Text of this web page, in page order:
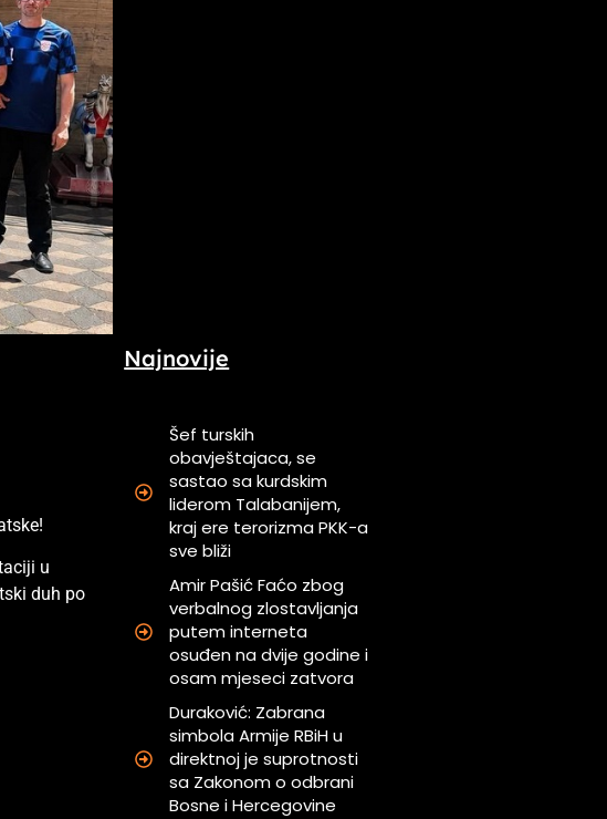
u
duh po
Najnovije
Šef turskih
obavještajaca, se
sastao sa kurdskim
liderom Talabanijem,
kraj ere terorizma PKK-a
sve bliži
Amir Pašić Faćo zbog
verbalnog zlostavljanja
putem interneta
osuđen na dvije godine i
osam mjeseci zatvora
Duraković: Zabrana
simbola Armije RBiH u
direktnoj je suprotnosti
sa Zakonom o odbrani
Bosne i Hercegovine